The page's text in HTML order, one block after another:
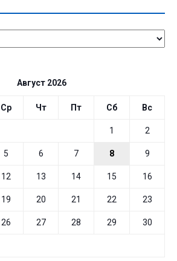
Август 2026
Ср Чт Пт Сб Вс
1 2
5 6 7 8 9
12 13 14 15 16
19 20 21 22 23
26 27 28 29 30